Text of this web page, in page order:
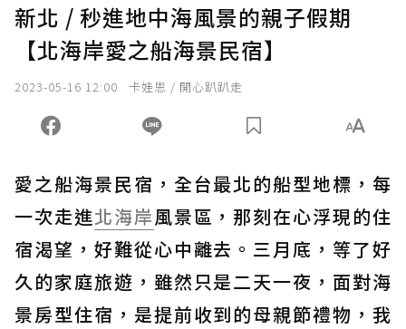
新北 / 秒進地中海風景的親子假期
【北海岸愛之船海景民宿】
2023-05-16 12:00 卡娃思 / 開心趴趴走
愛之船海景民宿，全台最北的船型地標，每
一次走進北海岸風景區，那刻在心浮現的住
宿渴望，好難從心中離去。三月底，等了好
久的家庭旅遊，雖然只是二天一夜，面對海
景房型住宿，是提前收到的母親節禮物，我